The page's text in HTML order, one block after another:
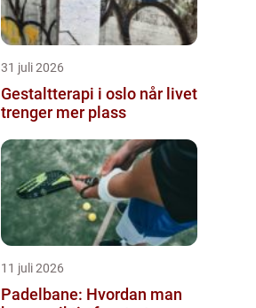
31 juli 2026
Gestaltterapi i oslo når livet
trenger mer plass
11 juli 2026
Padelbane: Hvordan man